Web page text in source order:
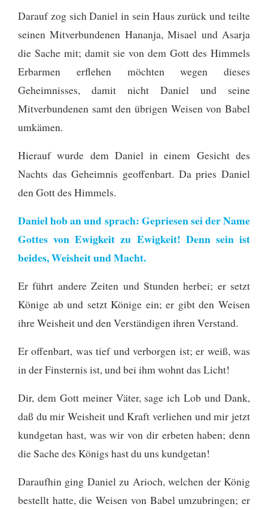
Darauf zog sich Daniel in sein Haus zurück und teilte
seinen Mitverbundenen Hananja, Misael und Asarja
die Sache mit; damit sie von dem Gott des Himmels
Erbarmen erflehen möchten wegen dieses
Geheimnisses, damit nicht Daniel und seine
Mitverbundenen samt den übrigen Weisen von Babel
umkämen.
Hierauf wurde dem Daniel in einem Gesicht des
Nachts das Geheimnis geoffenbart. Da pries Daniel
den Gott des Himmels.
Daniel hob an und sprach: Gepriesen sei der Name
Gottes von Ewigkeit zu Ewigkeit! Denn sein ist
beides, Weisheit und Macht.
Er führt andere Zeiten und Stunden herbei; er setzt
Könige ab und setzt Könige ein; er gibt den Weisen
ihre Weisheit und den Verständigen ihren Verstand.
Er offenbart, was tief und verborgen ist; er weiß, was
in der Finsternis ist, und bei ihm wohnt das Licht!
Dir, dem Gott meiner Väter, sage ich Lob und Dank,
daß du mir Weisheit und Kraft verliehen und mir jetzt
kundgetan hast, was wir von dir erbeten haben; denn
die Sache des Königs hast du uns kundgetan!
Daraufhin ging Daniel zu Arioch, welchen der König
bestellt hatte, die Weisen von Babel umzubringen; er